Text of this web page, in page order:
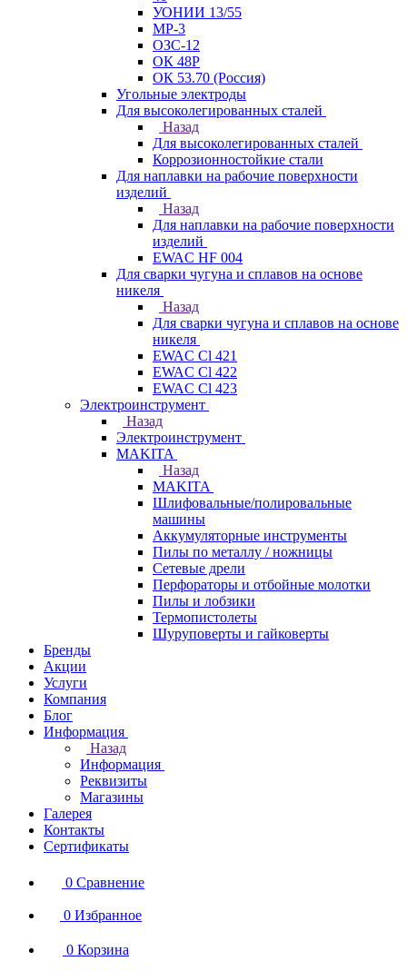
УОНИИ 13/55
МР-3
ОЗС-12
ОК 48Р
ОК 53.70 (Россия)
Угольные электроды
Для высоколегированных сталей
Назад
Для высоколегированных сталей
Коррозионностойкие стали
Для наплавки на рабочие поверхности
изделий
Назад
Для наплавки на рабочие поверхности
изделий
EWAC HF 004
Для сварки чугуна и сплавов на основе
никеля
Назад
Для сварки чугуна и сплавов на основе
никеля
EWAC Cl 421
EWAC Cl 422
EWAC Cl 423
Электроинструмент
Назад
Электроинструмент
МAKITA
Назад
МAKITA
Шлифовальные/полировальные
машины
Аккумуляторные инструменты
Пилы по металлу / ножницы
Сетевые дрели
Перфораторы и отбойные молотки
Пилы и лобзики
Термопистолеты
Шуруповерты и гайковерты
Бренды
Акции
Услуги
Компания
Блог
Информация
Назад
Информация
Реквизиты
Магазины
Галерея
Контакты
Сертификаты
0 Сравнение
0 Избранное
0 Корзина